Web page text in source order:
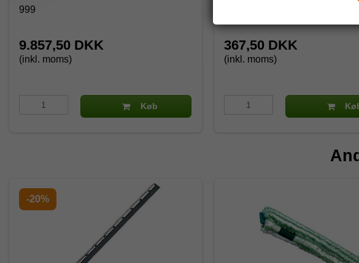
999
9.857,50 DKK
(inkl. moms)
Køb
367,50 DKK
(inkl. moms)
-20%